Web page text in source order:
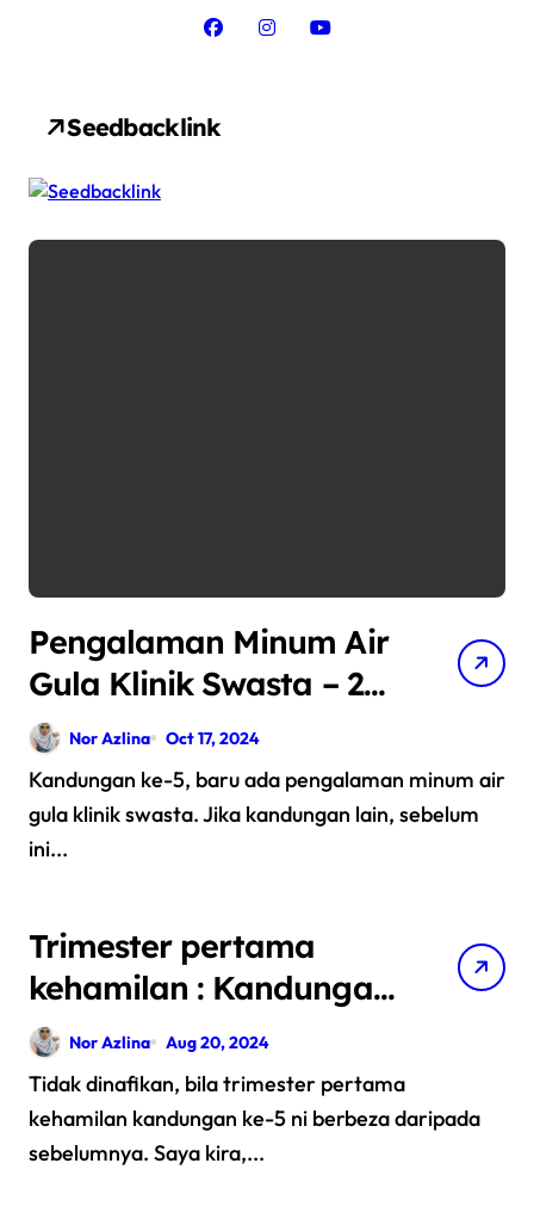
Seedbacklink
Pengalaman Minum Air
Gula Klinik Swasta – 28
weeks
Nor Azlina Oct 17, 2024
Kandungan ke-5, baru ada pengalaman minum air
gula klinik swasta. Jika kandungan lain, sebelum
ini...
Trimester pertama
kehamilan : Kandungan
ke-5Nor Azlina Aug 20, 2024
Tidak dinafikan, bila trimester pertama
kehamilan kandungan ke-5 ni berbeza daripada
sebelumnya. Saya kira,...